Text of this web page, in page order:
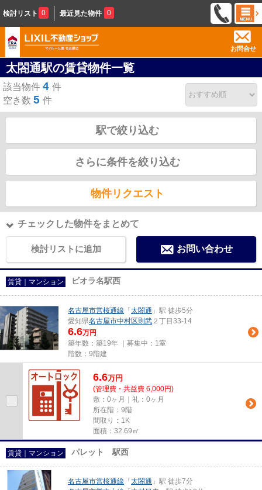
検討リスト 0 最近見た物件 0
お問合せ
太閤通駅の賃貸物件一覧
該当物件 4 件
空き数 5 件
駅で絞り込む
さらに条件を絞り込む
物件リクエスト
チェックした物件をまとめて
検討リストに追加 お問い合わせ
賃貸｜マンション ビオラ名駅西
名古屋市営桜通線 「 太閤通 」駅 徒歩5分
愛知県名古屋市中村区則武 ２丁目33-14
6.6万円
築年数：築19年 ｜募集中： 1室
階数：9階建
6.6万円
(管理費・共益費 6,000円)
敷：0ヶ月｜礼：0ヶ月
所在階：9階
間取り：1K
面積：32.69㎡
賃貸｜マンション パレット 駅西
名古屋市営桜通線 「 太閤通 」駅 徒歩7分